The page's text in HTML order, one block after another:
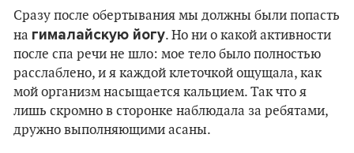
Сразу после обертывания мы должны были попасть
на гималайскую йогу. Но ни о какой активности
после спа речи не шло: мое тело было полностью
расслаблено, и я каждой клеточкой ощущала, как
мой организм насыщается кальцием. Так что я
лишь скромно в сторонке наблюдала за ребятами,
дружно выполняющими асаны.